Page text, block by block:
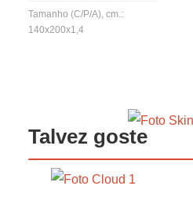
Tamanho (C/P/A), cm.:
140x200x1,4
Talvez goste